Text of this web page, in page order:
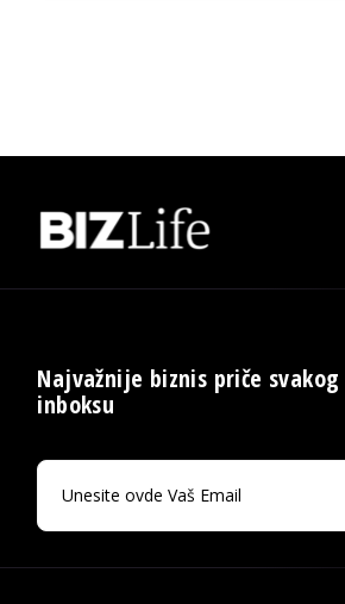
Najvažnije biznis priče svakog
inboksu